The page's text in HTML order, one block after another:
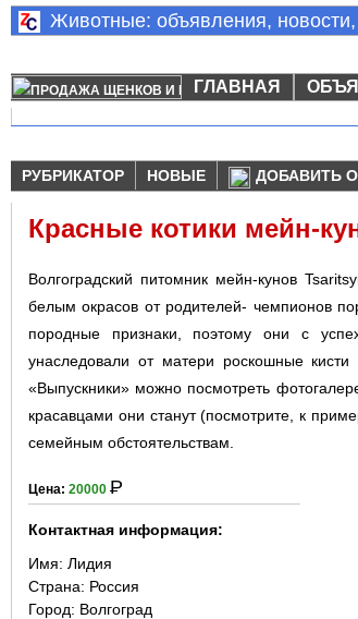
Животные: объявления, новости,
ГЛАВНАЯ
РУБРИКАТОР
НОВЫЕ ДОБАВИТЬ
Красные котики мейн-
Волгоградский питомник мейн-кунов
белым окрасов от родителей- чемпионов
породные признаки, поэтому они с
унаследовали от матери роскошные
«Выпускники» можно посмотреть
красавцами они станут (посмотрите, к
семейным обстоятельствам.
Цена: 20000 Р
Контактная информация:
Имя: Лидия
Страна: Россия
Город: Волгоград